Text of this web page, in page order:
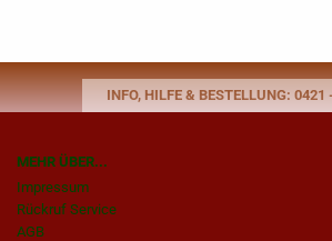
INFO, HILFE & BESTELLUNG: 0421
MEHR ÜBER...
Impressum
Rückruf Service
AGB